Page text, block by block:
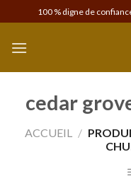
to
content
100 % digne de
cedar
ACCUEIL /